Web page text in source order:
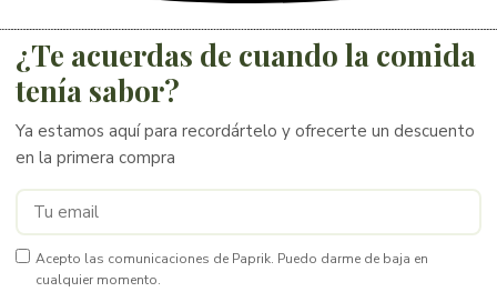
¿Te acuerdas de cuando la comida
tenía sabor?
Ya estamos aquí para recordártelo y ofrecerte un descuento
en la primera compra
Acepto las comunicaciones de Paprik. Puedo darme de baja en
cualquier momento.